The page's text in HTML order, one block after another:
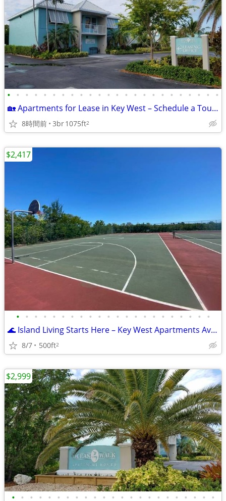
• • • • • • • • • • • • • • • • • • • • • • • •
🏡 Apartments for Lease in Key West – Schedule a Tour Today!
8時間前 3br1075ft2
• • • • • • • • • • • • • • • • • • • • • •
🌊 Island Living Starts Here – Key West Apartments Available!
8/7 500ft2
$2,417
• • • • • • • • • • • • • • • • • • • • • • •
$2,999